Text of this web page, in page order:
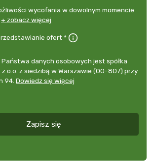
wycofania w dowolnym momencie
+ zobacz więcej
ofert *
danych osobowych jest spółka
z o.o. z siedzibą w Warszawie (00-807) przy
94. Dowiedz się więcej
Zapisz się